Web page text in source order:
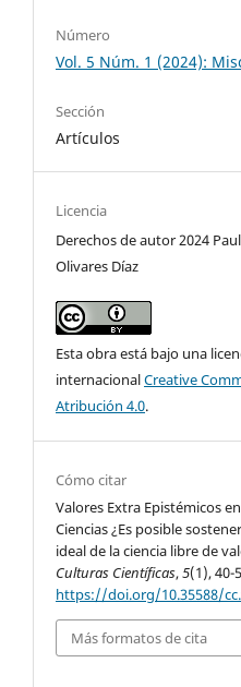
Número
Vol. 5 Núm. 1 (2024):
Sección
Artículos
Licencia
Derechos de autor 2024
Olivares Díaz
Esta obra está bajo una
internacionalCreative
Atribución 4.0.
Cómo citar
Valores Extra Epistémicos
Ciencias ¿Es posible
ideal de la ciencia libre de
Culturas Científicas,5(1), 40-
https://doi.org/10.35588/
Más formatos de cita